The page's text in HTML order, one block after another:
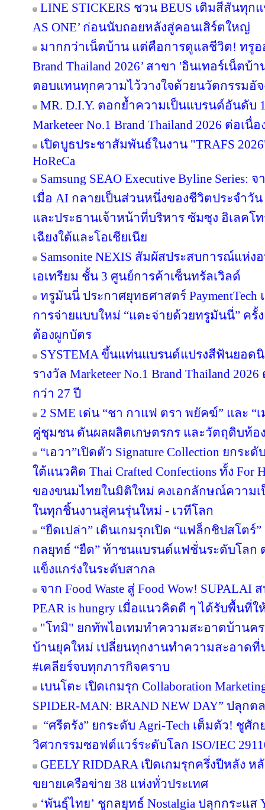
LINE STICKERS ชวน BEUS เติมสีสันทุก
AS ONE’ ก่อนนับถอยหลังสู่คอนเสิร์ตใหญ่
มากกว่าเน็ตบ้าน แต่คือการดูแลชีวิต! ทรูอ
Brand Thailand 2026’ สาขา 'อินเทอร์เน็ตบ้
ตอบแทนทุกความไว้วางใจด้วยนวัตกรรมอั
MR. D.I.Y. ตอกย้ำความเป็นแบรนด์อันดับ
Marketeer No.1 Brand Thailand 2026 ต่อเนื่
เปิดบูธประชาสัมพันธ์ในงาน "TRAFS
HoReCa
Samsung SEAO Executive Byline
เมื่อ AI กลายเป็นส่วนหนึ่งของชีวิตประจำวั
และประธานเจ้าหน้าที่บริหาร ซัมซุง อิเลค
เฉียงใต้และโอเชียเนีย
Samsonite NEXIS สัมผัสประสบการณ์แห่
เอเทรียม ชั้น 3 ศูนย์การค้าเซ็นทรัลเวิลด์
ทรูมันนี่ ประกาศยุทธศาสตร์
การจ่ายแบบใหม่ “แตะจ่ายด้วยทรูมันนี่” ครั้
ต้องผูกบัตร
SYSTEMA ขึ้นแท่นแบรนด์แปรงสีฟันยอด
รางวัล Marketeer No.1 Brand Thailand
กว่า 27 ปี
2 SME เด่น “ชา กาแฟ ตรา พยัคฆ์” และ
คู่ชุมชน ดันผลผลิตเกษตรกร และวัตถุดิบท้อ
“เอวา”เปิดตัว Signature Collection ยกร
ใต้แนวคิด Thai Crafted Confections ทั้ง For
ของขนมไทยในมิติใหม่ คงเอกลักษณ์ความ
ในทุกชิ้นงานสู่คนรุ่นใหม่ - เวทีโลก
“ยืดเปล่า” เดินเกมรุกเปิด “แฟล็กชิปสโต
กลยุทธ์ “ยืด” ท้าชนแบรนด์แฟชั่นระดับโลก
แข็งแกร่งในระดับสากล
จาก Food Waste สู่ Food Wow! SUPALAI
PEAR is hungry เมื่อแนวคิดดี ๆ ได้รับพื้นที่ใ
"โทมิ" ยกทัพไอเทมทำความสะอาดบ้านค
บ้านยุคใหม่ เปลี่ยนทุกงานทำความสะอาดที่
#เคลียร์จบทุกภารกิจคราบ
เบนโตะ เปิดเกมรุก Collaboration
SPIDER-MAN: BRAND NEW DAY” ปลุ
“ศรีตรัง” ยกระดับ Agri-Tech เต็มตัว! ชู
วิศวกรรมซอฟต์แวร์ระดับโลก ISO/IEC
GEELY RIDDARA เปิดเกมรุกครึ่งปีหลัง
ขยายเครือข่าย 38 แห่งทั่วประเทศ
‘พันธุ์ไทย’ ชูกลยุทธ์ Nostalgia ปลุกกระแ